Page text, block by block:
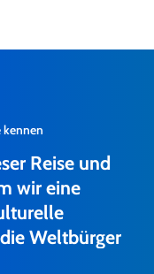
kennen
Reise und
wireine
die Weltbürger